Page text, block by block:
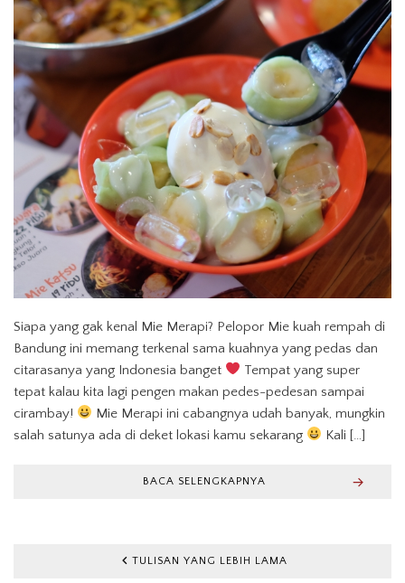
Siapa yang gak kenal Mie Merapi? Pelopor Mie kuah rempah di
Bandung ini memang terkenal sama kuahnya yang pedas dan
citarasanya yang Indonesia banget
Tempat yang super
tepat kalau kita lagi pengen makan pedes-pedesan sampai
cirambay!
Mie Merapi ini cabangnya udah banyak, mungkin
salah satunya ada di deket lokasi kamu sekarang
Kali […]
BACA SELENGKAPNYA
TULISAN YANG LEBIH LAMA